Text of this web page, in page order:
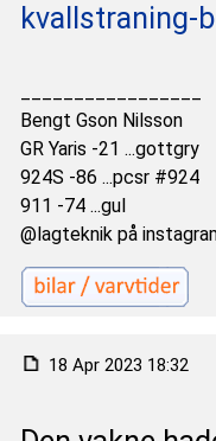
kvallstraning-
Bengt Gson Nilsson
GR Yaris -21 ...gottgry
924S -86 ...pcsr #924
911 -74 ...gul
@lagteknik på
18 Apr 2023 18:32